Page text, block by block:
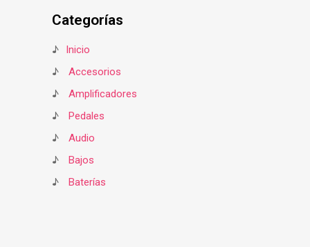
Categorías
♪
Inicio
♪
Accesorios
♪
Amplificadores
♪
Pedales
♪
Audio
♪
Bajos
♪
Baterías